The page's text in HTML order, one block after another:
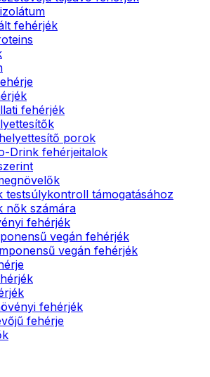
fehérjék
fehérjék
porok
Drink fehérjeitalok
testsúlykontroll támogatásához
nők számára
fehérjék
vegán fehérjék
vegán fehérjék
fehérjék
fehérje